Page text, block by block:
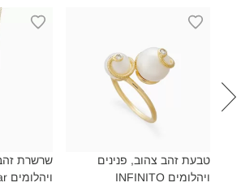
טבעת זהב צהוב, פנינים
ויהלומים INFINITO
שרשרת
ויהלומים Infinito Singular‎